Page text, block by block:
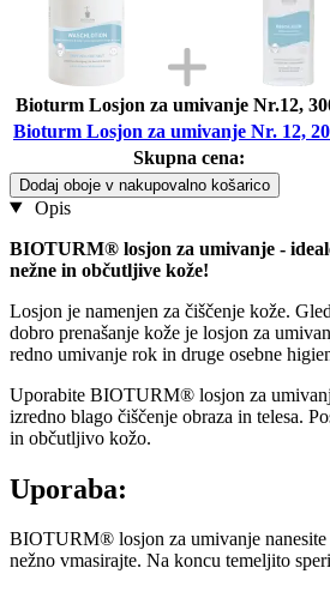
Bioturm Losjon za umivanje Nr.12,
Bioturm Losjon za umivanje Nr. 12,
Skupna cena:
Dodaj oboje v nakupovalno košarico
Opis
BIOTURM® losjon za umivanje -
nežne in občutljive kože!
Losjon je namenjen za čiščenje kože.
dobro prenašanje kože je losjon za
redno umivanje rok in druge osebne
Uporabite BIOTURM® losjon za
izredno blago čiščenje obraza in telesa.
in občutljivo kožo.
Uporaba:
BIOTURM® losjon za umivanje
nežno vmasirajte. Na koncu temeljito